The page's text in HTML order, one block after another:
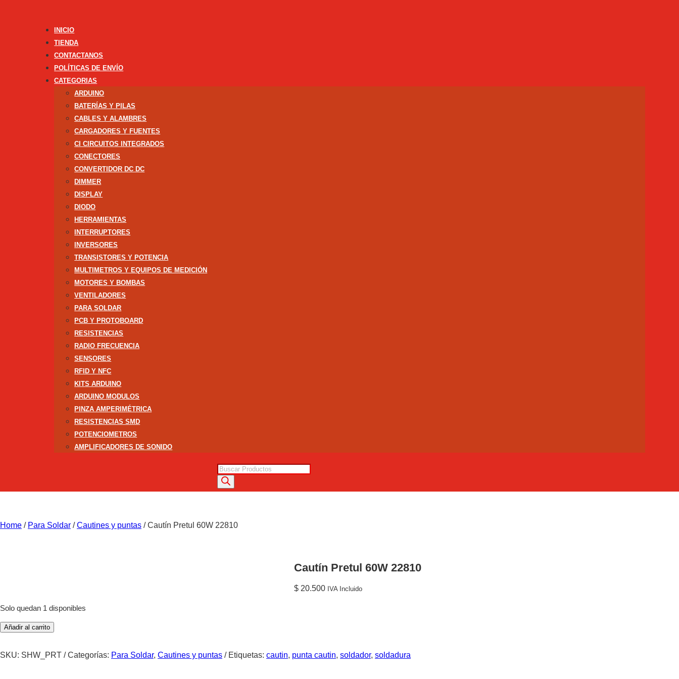
INICIO
TIENDA
CONTACTANOS
POLÍTICAS DE ENVÍO
CATEGORIAS
ARDUINO
BATERÍAS Y PILAS
CABLES Y ALAMBRES
CARGADORES Y FUENTES
CI CIRCUITOS INTEGRADOS
CONECTORES
CONVERTIDOR DC DC
DIMMER
DISPLAY
DIODO
HERRAMIENTAS
INTERRUPTORES
INVERSORES
TRANSISTORES Y POTENCIA
MULTIMETROS Y EQUIPOS DE MEDICIÓN
MOTORES Y BOMBAS
VENTILADORES
PARA SOLDAR
PCB Y PROTOBOARD
RESISTENCIAS
RADIO FRECUENCIA
SENSORES
RFID Y NFC
KITS ARDUINO
ARDUINO MODULOS
PINZA AMPERIMÉTRICA
RESISTENCIAS SMD
POTENCIOMETROS
AMPLIFICADORES DE SONIDO
Búsqueda
de
productos
Home / Para Soldar /Cautines y puntas / Cautín Pretul 60W 22810
Cautín Pretul 60W 22810
$ 20.500 IVA Incluido
Solo quedan 1 disponibles
Cautín
60W
Añadir al carrito
SKU: SHW_PRT Categorías: Para Soldar, Cautines y puntas Etiquetas: cautin, punta cautin, soldador, soldadura